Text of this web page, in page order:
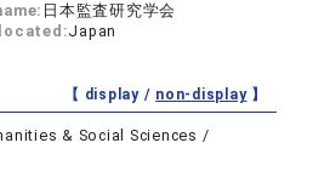
日本監査研究学会
Japan
【 display / non-display】
& Social Sciences /